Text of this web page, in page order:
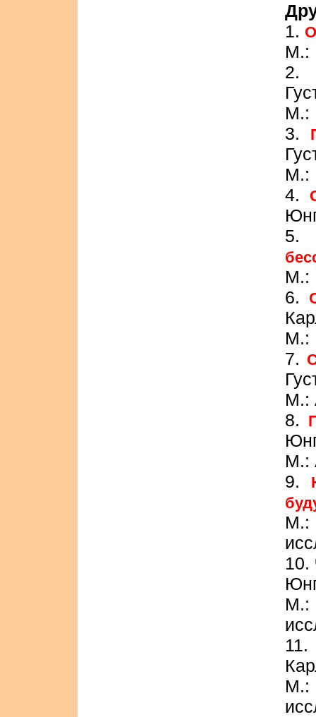
1.
М.:
М.:
3.
М.:
4.
М.:
6.
М.:
7.
М.:
8.
М.:
9.
М.:
10.
М.:
11.
М.: